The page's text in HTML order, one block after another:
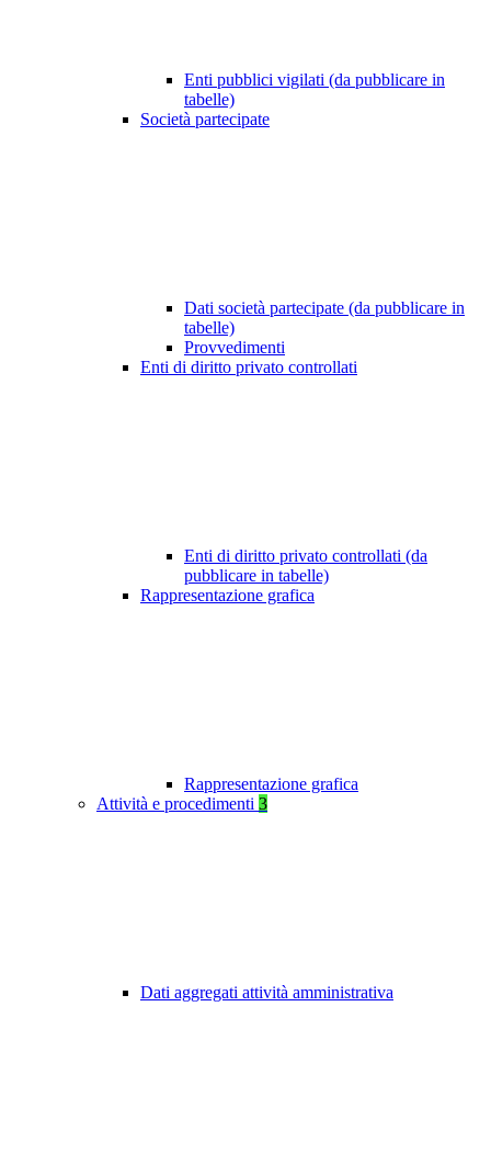
Enti pubblici vigilati (da pubblicare in
tabelle)
Società partecipate
Dati società partecipate (da pubblicare in
tabelle)
Provvedimenti
Enti di diritto privato controllati
Enti di diritto privato controllati (da
pubblicare in tabelle)
Rappresentazione grafica
Rappresentazione grafica
Attività e procedimenti 3
Dati aggregati attività amministrativa